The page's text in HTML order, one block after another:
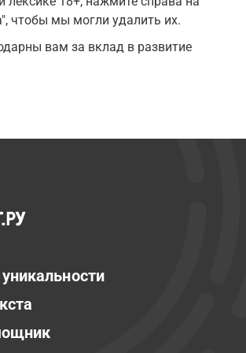
чтобы мы могли удалить их.
вам за вклад в развитие